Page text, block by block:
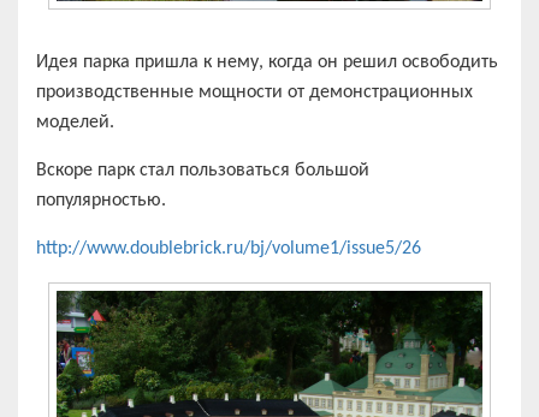
Идея парка пришла к нему, когда он решил освободить
производственные мощности от демонстрационных
моделей.
Вскоре парк стал пользоваться большой
популярностью.
http://www.doublebrick.ru/bj/volume1/issue5/26